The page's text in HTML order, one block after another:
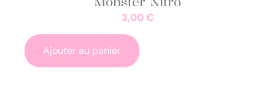
3,00€
Ajouter au panier